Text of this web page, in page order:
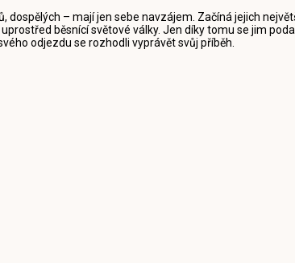
dospělých – mají jen sebe navzájem. Začíná jejich
běsnící světové války. Jen díky tomu se jim
odjezdu se rozhodli vyprávět svůj příběh.